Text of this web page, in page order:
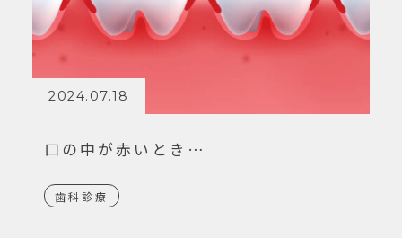
2024.07.18
口の中が赤いとき…
歯科診療